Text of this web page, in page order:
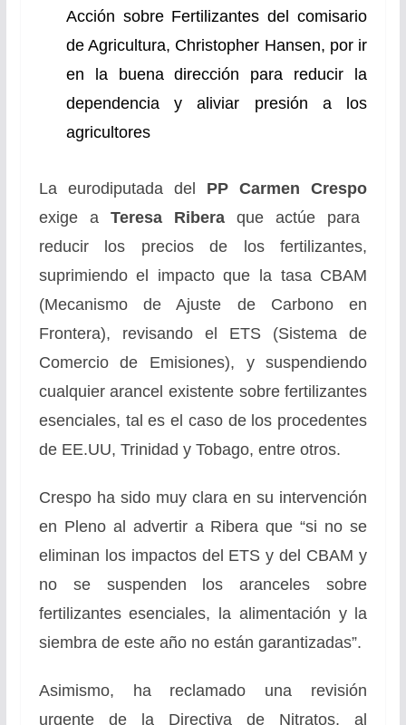
Acción sobre Fertilizantes del comisario
de Agricultura, Christopher Hansen, por ir
en la buena dirección para reducir la
dependencia y aliviar presión a los
agricultores
La eurodiputada del PP Carmen Crespo
exige a Teresa Riberaque actúe para
reducir los precios de los fertilizantes,
suprimiendo el impacto que la tasa CBAM
(Mecanismo de Ajuste de Carbono en
Frontera), revisando el ETS (Sistema de
Comercio de Emisiones), y suspendiendo
cualquier arancel existente sobre fertilizantes
esenciales, tal es el caso de los procedentes
de EE.UU, Trinidad y Tobago, entre otros.
Crespo ha sido muy clara en su intervención
en Pleno al advertir a Ribera que “si no se
eliminan los impactos del ETS y del CBAM y
no se suspenden los aranceles sobre
fertilizantes esenciales, la alimentación y la
siembra de este año no están garantizadas”.
Asimismo, ha reclamado una revisión
urgente de la Directiva de Nitratos, al